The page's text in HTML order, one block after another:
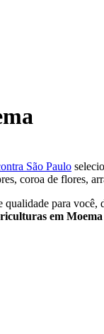
São Paulo
coroa de flores,
qualidade para
em Moema